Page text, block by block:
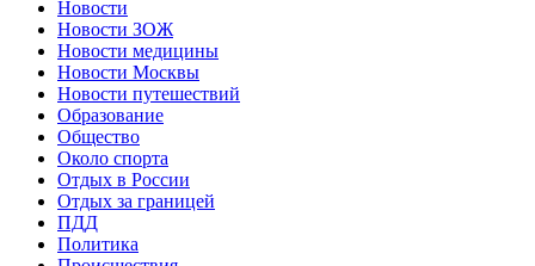
Новости
Новости ЗОЖ
Новости медицины
Новости Москвы
Новости путешествий
Образование
Общество
Около спорта
Отдых в России
Отдых за границей
ПДД
Политика